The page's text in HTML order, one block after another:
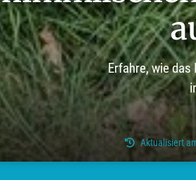
Erfahre, wie
Aktualisiert